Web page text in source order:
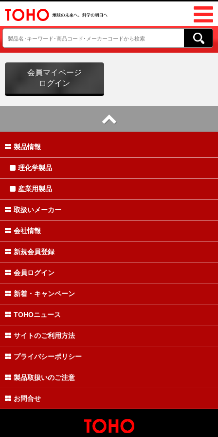
会員マイページ
ログイン
製品情報
理化学製品
産業用製品
取扱いメーカー
会社情報
新規会員登録
会員ログイン
新着・キャンペーン
TOHOニュース
サイトのご利用方法
プライバシーポリシー
製品取扱いのご注意
お問合せ